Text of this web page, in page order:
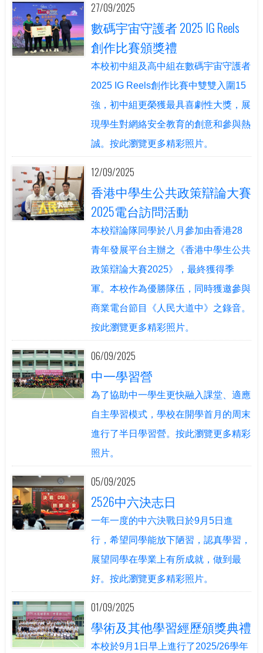
27/09/2025
數碼宇宙守護者 2025 IG Reels
創作比賽頒獎禮
本校初中組及高中組在數碼宇宙守護者
2025 IG Reels創作比賽中雙雙入圍15
強，初中組更榮獲最具喜劇性大獎，展
現學生對網絡安全教育的創意和參與熱
誠。按此瀏覽更多精彩照片。
12/09/2025
香港中學生公共政策辯論大賽
2025電台訪問活動
本校辯論隊同學於八月參加由香港28
青年發展平台主辦之《香港中學生公共
政策辯論大賽2025》，最終獲得季
軍。本校作為優勝隊伍，同時獲邀參與
商業電台節目《人民大道中》之錄音。
按此瀏覽更多精彩照片。
06/09/2025
中一學習營
為了協助中一學生更快融入課堂、適應
自主學習模式，學校在開學首月的周末
進行了半日學習營。按此瀏覽更多精彩
照片。
05/09/2025
2526中六決志日
一年一度的中六決戰日於9月5日進
行，希望同學能放下陋習，認真學習，
展望同學在學業上有所成就，做到最
好。按此瀏覽更多精彩照片。
01/09/2025
學術及其他學習經歷頒獎典禮
本校於9月1日早上進行了2025/26學年